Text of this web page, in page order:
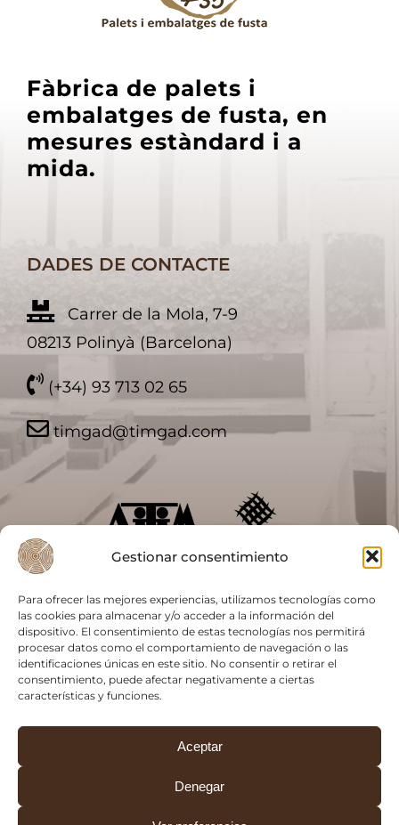
Gestionar consentimiento
Para ofrecer las mejores experiencias, utilizamos tecnologías como
las cookies para almacenar y/o acceder a la información del
dispositivo. El consentimiento de estas tecnologías nos permitirá
procesar datos como el comportamiento de navegación o las
identificaciones únicas en este sitio. No consentir o retirar el
consentimiento, puede afectar negativamente a ciertas
características y funciones.
Aceptar
Denegar
Fàbrica de palets i
embalatges de fusta, en
mesures estàndard i a
mida.
DADES DE CONTACTE
Carrer de la Mola, 7-9
08213 Polinyà (Barcelona)
(+34) 93 713 02 65
timgad@timgad.com
2026 © Timgad, S.A.
Política de privacitat Informació sobre cookies